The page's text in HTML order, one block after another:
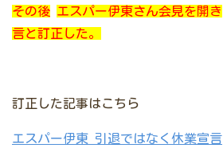
その後 エスパー伊東さん会見を開き
言と訂正した。
訂正した記事はこちら
エスパー伊東 引退ではなく休業宣言